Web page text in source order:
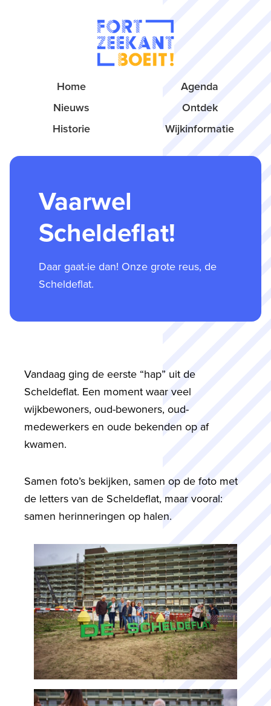
Home
Agenda
Nieuws
Ontdek
Historie
Wijkinformatie
Vaarwel
Scheldeflat!
Daar gaat-ie dan! Onze grote reus, de
Scheldeflat.
Vandaag ging de eerste “hap” uit de
Scheldeflat. Een moment waar veel
wijkbewoners, oud-bewoners, oud-
medewerkers en oude bekenden op af
kwamen.
Samen foto’s bekijken, samen op de foto met
de letters van de Scheldeflat, maar vooral:
samen herinneringen op halen.